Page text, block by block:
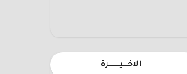
الاخـــيـــــــرة